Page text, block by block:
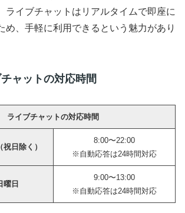
ライブチャットはリアルタイムで即座に
め、手軽に利用できるという魅力があり
ャットの対応時間
ライブチャットの対応時間
日除く）
8:00〜22:00
※自動応答は24時間対応
曜日
9:00〜13:00
※自動応答は24時間対応